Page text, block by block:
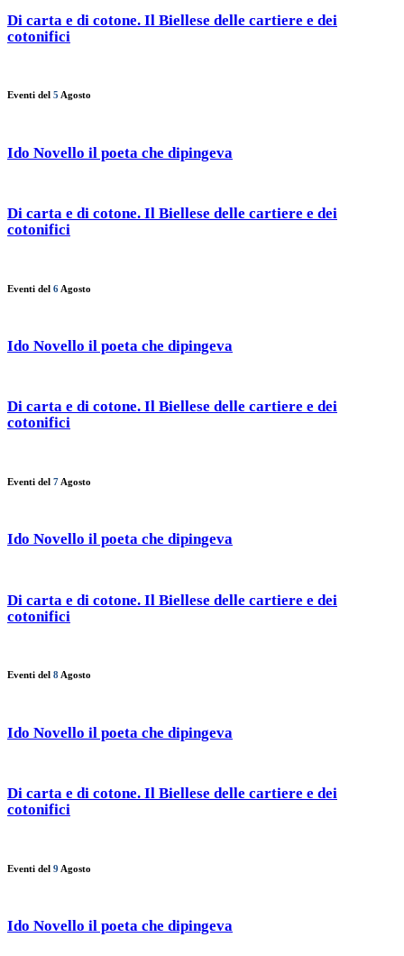
Di carta e di cotone. Il Biellese delle cartiere e dei
cotonifici
Eventi del 5 Agosto
Ido Novello il poeta che dipingeva
Di carta e di cotone. Il Biellese delle cartiere e dei
cotonifici
Eventi del 6 Agosto
Ido Novello il poeta che dipingeva
Di carta e di cotone. Il Biellese delle cartiere e dei
cotonifici
Eventi del 7 Agosto
Ido Novello il poeta che dipingeva
Di carta e di cotone. Il Biellese delle cartiere e dei
cotonifici
Eventi del 8 Agosto
Ido Novello il poeta che dipingeva
Di carta e di cotone. Il Biellese delle cartiere e dei
cotonifici
Eventi del 9 Agosto
Ido Novello il poeta che dipingeva